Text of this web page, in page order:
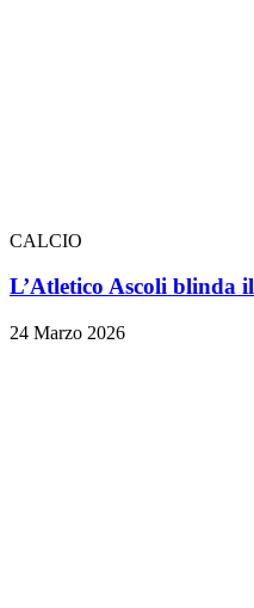
CALCIO
L’Atletico Ascoli blinda
24 Marzo 2026